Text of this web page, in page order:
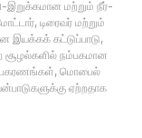
இறுக்கமான மற்றும் நீர்-
டிரைவர் மற்றும்
இயக்கக் கட்டுப்பாடு,
சூழல்களில் நம்பகமான
மொபைல்
ஏற்றதாக